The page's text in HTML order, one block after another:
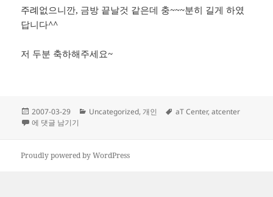
주례없으니깐, 금방 끝날것 같은데 충~~~분히 길게 하였
답니다^^
저 두분 축하해주세요~
작
성
2007-03-29
카
Uncategorized,개인
태
aT Center,atcenter
결혼식 후기
에 댓글 남기기
Proudly powered by WordPress